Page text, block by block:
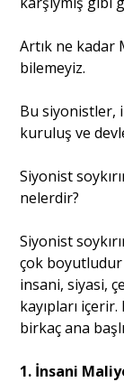
Artık ne kadar
bilemeyiz.
Bu siyonistler,
kuruluş ve
Siyonist
nelerdir?
Siyonist
çok boyutludur
insani, siyasi,
kayıpları
birkaç ana
1. İnsani